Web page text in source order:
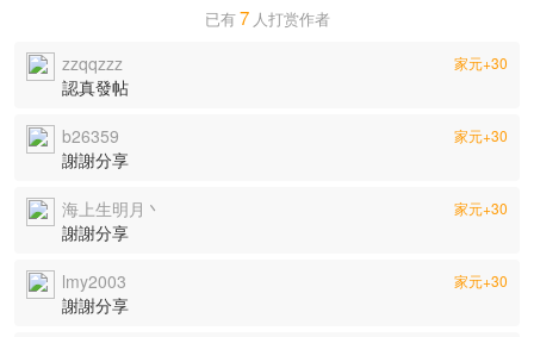
已有7 人打赏作者
家元+30
zzqqzzz
認真發帖
家元+30
b26359
謝謝分享
家元+30
海上生明月丶
謝謝分享
家元+30
lmy2003
謝謝分享